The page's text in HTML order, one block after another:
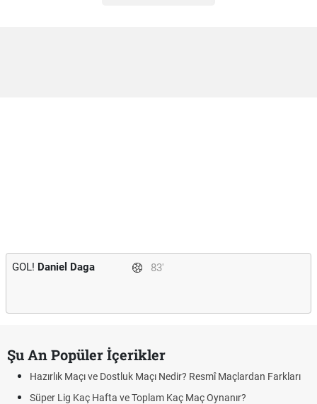
83'
GOL! Daniel Daga
Şu An Popüler İçerikler
Hazırlık Maçı ve Dostluk Maçı Nedir? Resmî Maçlardan Farkları
Süper Lig Kaç Hafta ve Toplam Kaç Maç Oynanır?